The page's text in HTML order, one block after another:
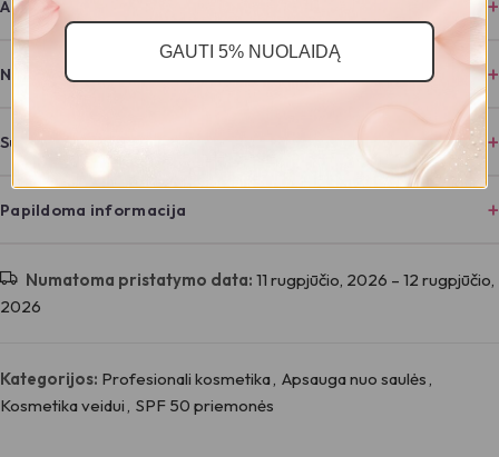
Apie prekės ženklą
Naudojimas
Sudėtis
Papildoma informacija
Numatoma pristatymo data: 11 rugpjūčio, 2026 – 12 rugpjūčio,
2026
Kategorijos: Profesionali kosmetika, Apsauga nuo saulės ,
Kosmetika veidui , SPF 50 priemonės
GAUTI 5% NUOLAIDĄ